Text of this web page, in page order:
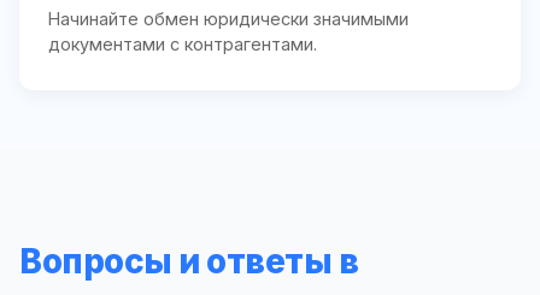
Начинайте обмен юридически значимыми
документами с контрагентами.
Вопросы и ответы в